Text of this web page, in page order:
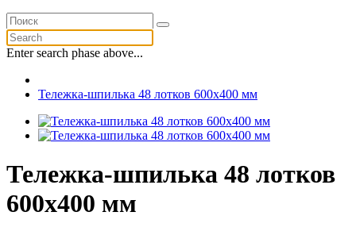
Enter search phase above...
Тележка-шпилька 48 лотков 600х400 мм
Тележка-шпилька 48 лотков
600х400 мм